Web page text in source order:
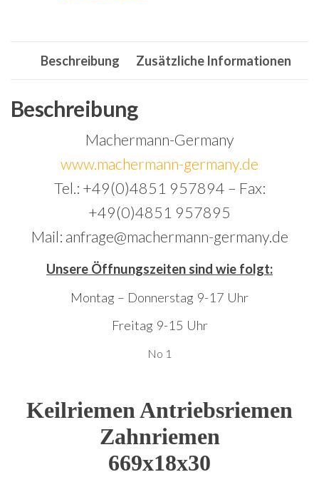
RS
Beschreibung Zusätzliche Informationen
Beschreibung
Machermann-Germany
www.machermann-germany.de
Tel.: +49(0)4851 957894 – Fax:
+49(0)4851 957895
Mail: anfrage@machermann-germany.de
Unsere Öffnungszeiten sind wie folgt:
Montag – Donnerstag 9-17 Uhr
Freitag 9-15 Uhr
No 1
Keilriemen Antriebsriemen
Zahnriemen
669x18x30